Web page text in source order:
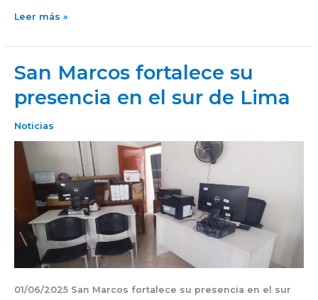
Leer más »
San Marcos fortalece su
presencia en el sur de Lima
Noticias
01/06/2025 San Marcos fortalece su presencia en el sur
San
fortalece
en